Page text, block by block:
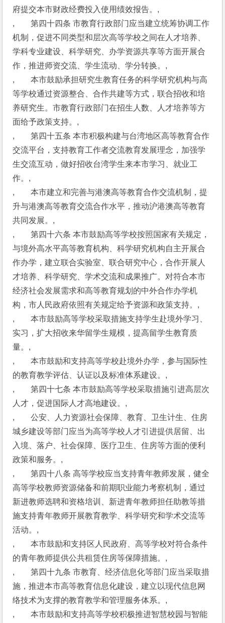
府提交本市财政经费投入使用绩效报告。,
,　　第四十四条 市教育行政部门应当建立统筹协调工作
机制，促进不同类型和层次高等学校之间在人才培养、
学科专业建设、科学研究、办学资源共享等方面开展合
作，推进师资交流、学生流动、学分转换。,
,　　本市鼓励承担研究生教育任务的科学研究机构与高
等学校通过资源整合、合作共建等方式，联合招收和培
养研究生。市教育行政部门在招生人数、人才培养等方
面给予政策支持。,
,　　第四十五条 本市积极构建与台湾地区高等教育合作
交流平台，支持教育工作者交流教育发展理念，加强学
生交流互动，做好招收台湾学生来本市学习、就业工
作。,
,　　本市建立和完善与港澳高等教育合作交流机制，提
升与港澳高等教育交流合作水平，推动沪港澳高等教育
共同发展。,
,　　第四十六条 本市鼓励高等学校按照国家有关规定，
与境外高水平高等教育机构、科学研究机构自主开展合
作办学，建立联合实验室、联合研究中心，合作开展人
才培养、科学研究、学术交流和成果推广。对符合本市
经济社会发展需求和高等教育规划的中外合作办学机
构，市人民政府依照有关规定给予资源和政策支持。,
,　　本市鼓励高等学校采取措施支持学生赴境外学习、
实习，扩大招收来华留学生规模，提高留学生教育质
量。,
,　　本市鼓励和支持高等学校赴境外办学，参与国际性
的教育教学评估、认证以及标准体系建设。,
,　　第四十七条 本市鼓励高等学校采取措施引进高层次
人才，促进国际人才高地建设。,
,　　公安、人力资源社会保障、教育、卫生计生、住房
城乡建设等部门应当为高等学校人才引进提供居留、出
入境、落户、社会保障、医疗卫生、住房等方面的便利
政策和服务。,
,　　第四十八条 高等学校应当支持青年教师发展，健全
高等学校教师资源储备和前期职业能力考察机制，通过
新进教师选聘和资格培训、新进青年教师担任助教等措
施支持青年教师开展教育教学、科学研究和学术交流等
活动。,
,　　本市鼓励和支持区人民政府、高等学校对符合条件
的青年教师提供公共租赁住房等保障措施。,
,　　第四十九条 市教育、经济信息化等部门应当采取措
施，推进本市高等教育信息化建设，建立以现代信息网
络技术为支撑的教育教学和管理服务体系。,
,　　本市鼓励和支持高等学校积极推进智慧校园与智能